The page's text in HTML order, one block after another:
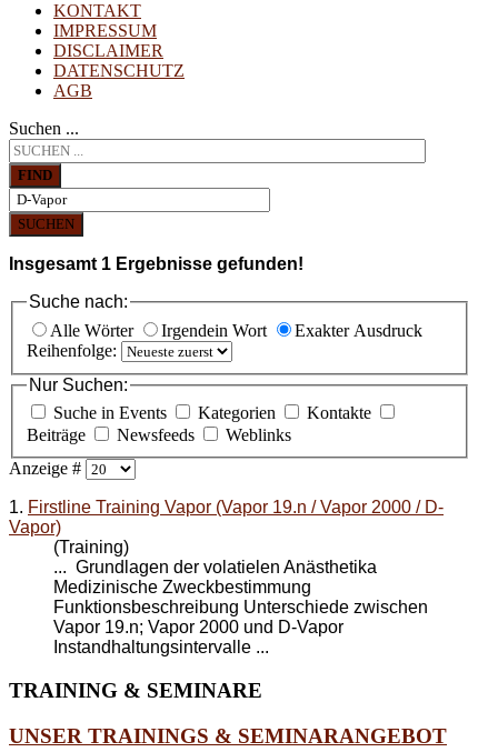
KONTAKT
IMPRESSUM
DISCLAIMER
DATENSCHUTZ
AGB
Suchen ...
FIND
SUCHEN
Insgesamt 1 Ergebnisse gefunden!
Suche nach:
Alle Wörter
Irgendein Wort
Exakter Ausdruck
Reihenfolge:
Nur Suchen:
Suche in Events
Kategorien
Kontakte
Beiträge
Newsfeeds
Weblinks
Anzeige #
1. Firstline Training Vapor (Vapor 19.n / Vapor 2000 / D-
Vapor)
(Training)
... Grundlagen der volatielen Anästhetika
Medizinische Zweckbestimmung
Funktionsbeschreibung Unterschiede zwischen
Vapor 19.n; Vapor 2000 und D-Vapor
Instandhaltungsintervalle ...
TRAINING & SEMINARE
UNSER TRAININGS & SEMINARANGEBOT